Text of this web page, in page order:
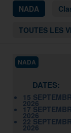
NADA
TOUTES LES
NADA
DATES:
15
2026
17
2026
22
2026